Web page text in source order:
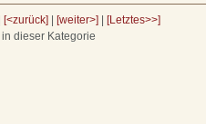
[<zurück] [weiter>]
[Letztes>>]
dieser Kategorie